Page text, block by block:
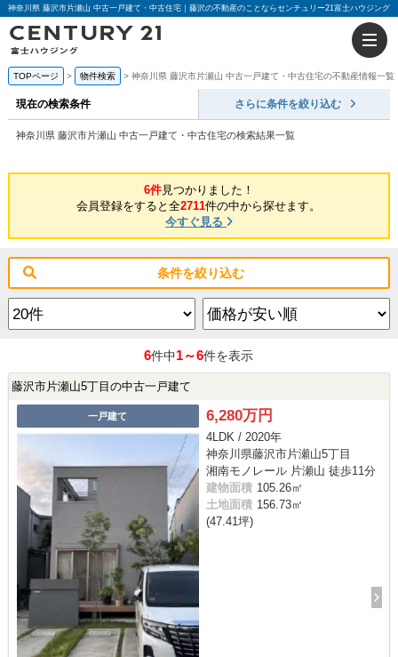
神奈川県 藤沢市片瀬山 中古一戸建て・中古住宅｜藤沢の不動産のことならセンチュリー21富士ハウジング
TOPページ 物件検索 神奈川県 藤沢市片瀬山 中古一戸建て・中古住宅の不動産情報一覧
現在の検索条件 さらに条件を絞り込む
神奈川県 藤沢市片瀬山 中古一戸建て・中古住宅の検索結果一覧
6件見つかりました！
会員登録をすると全2711件の中から探せます。
今すぐ見る
条件を絞り込む
6件中1～6件を表示
藤沢市片瀬山5丁目の中古一戸建て
一戸建て 6,280万円
4LDK / 2020年
神奈川県藤沢市片瀬山5丁目
湘南モノレール 片瀬山 徒歩11分
建物面積 105.26㎡
土地面積 156.73㎡
(47.41坪)